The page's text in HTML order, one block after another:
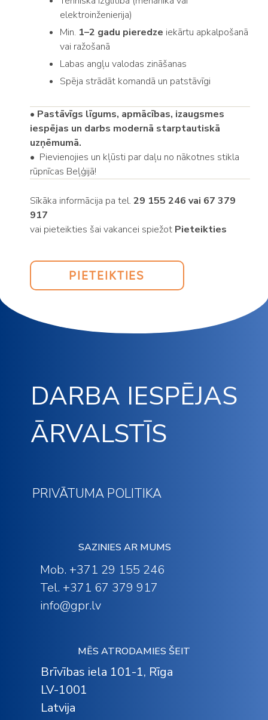
elektroinženierija)
Min. 1–2 gadu pieredze iekārtu apkalpošanā
vai ražošanā
Labas angļu valodas zināšanas
Spēja strādāt komandā un patstāvīgi
• Pastāvīgs līgums, apmācības, izaugsmes
iespējas un darbs modernā starptautiskā
uzņēmumā.
• Pievienojies un kļūsti par daļu no nākotnes stikla
rūpnīcas Beļģijā!
Sīkāka informācija pa tel. 29 155 246 vai 67 379
917
vai pieteikties šai vakancei spiežot Pieteikties
PIETEIKTIES
DARBA IESPĒJAS
ĀRVALSTĪS
PRIVĀTUMA POLITIKA
SAZINIES AR MUMS
Mob. +371 29 155 246
Tel. +371 67 379 917
info@gpr.lv
MĒS ATRODAMIES ŠEIT
Brīvības iela 101-1, Rīga
LV-1001
Latvija